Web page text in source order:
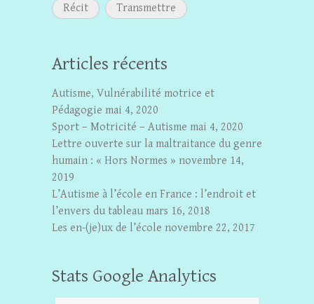
Récit
Transmettre
Articles récents
Autisme, Vulnérabilité motrice et
Pédagogie mai 4, 2020
Sport – Motricité – Autisme mai 4, 2020
Lettre ouverte sur la maltraitance du genre
humain : « Hors Normes » novembre 14,
2019
L’Autisme à l’école en France : l’endroit et
l’envers du tableau mars 16, 2018
Les en-(je)ux de l’école novembre 22, 2017
Stats Google Analytics